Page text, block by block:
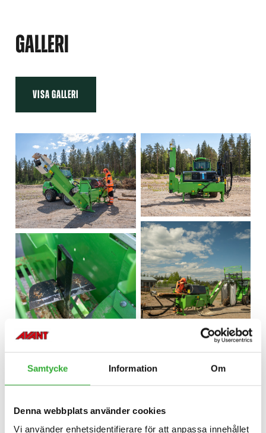
Samtycke Information Om
Denna webbplats använder cookies
Vi använder enhetsidentifierare för att anpassa innehållet
GALLERI
VISA GALLERI